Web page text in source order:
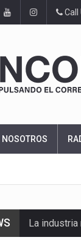
Call
NOSOTROS
La industria